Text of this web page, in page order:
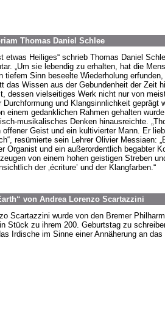
Thomas Daniel Schlee
etwas Heiliges“ schrieb Thomas Daniel
„Um sie lebendig zu erhalten, hat die
tiefem Sinn beseelte Wiederholung
das Wissen aus der Gebundenheit der Zeit
dessen vielseitiges Werk nicht nur von
Durchformung und Klangsinnlichkeit geprägt
einem gedanklichen Rahmen gehalten
musikalisches Denken hinausreichte.
offener Geist und ein kultivierter Mann. Er
resümierte sein Lehrer Olivier Messiaen:
Organist und ein außerordentlich begabter
von einem hohen geistigen Streben
der ‚écriture’ und der Klangfarben.“
von Andrea Lorenzo Scartazzini
Scartazzini wurde von den Bremer
Stück zu ihrem 200. Geburtstag zu
Irdische im Sinne einer Annäherung an